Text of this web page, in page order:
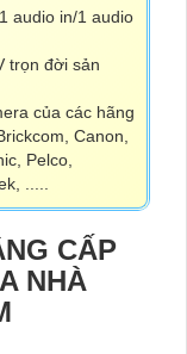
audio in/1 audio
trọn đời sản
của các hãng
Canon,
Pelco,
.....
CẤP
NHÀ